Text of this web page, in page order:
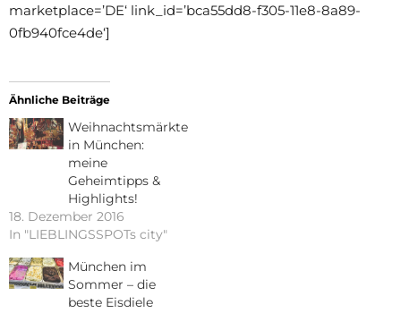
marketplace=’DE‘ link_id=’bca55dd8-f305-11e8-8a89-
0fb940fce4de‘]
Ähnliche Beiträge
Weihnachtsmärkte
in München:
meine
Geheimtipps &
Highlights!
18. Dezember 2016
In "LIEBLINGSSPOTs city"
München im
Sommer – die
beste Eisdiele